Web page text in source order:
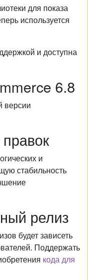
для показа
используется
и доступна
6.8
версии
и
стабильность
релиз
будет зависеть
Поддержать
кода для